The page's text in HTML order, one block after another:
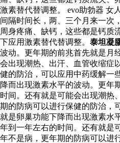
激素替代替调整。 evo助勃器 女
间隔时间长，两、三个月来一次
周身疼痛、缺钙，这些都是钙质
下应用激素替代替调整。 泰坦凝
波动。更年期的前兆首先就是月
会出现潮热、出汗、血管收缩症
健的防治，可以应用中药缓解一
降而出现激素水平的波动。更年
时间。还有就是可能会出现潮热
期的防病可以进行保健的防治，
就是卵巢功能下降而出现激素水
年到一年左右的时间。还有就是
年不是病，更年期的防病可以进